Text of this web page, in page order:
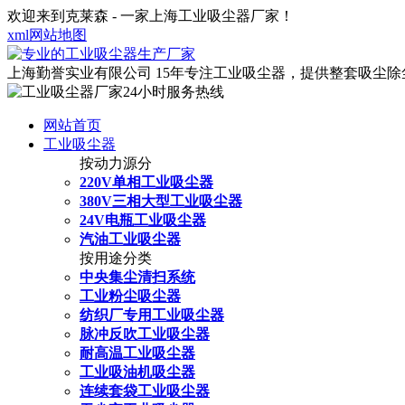
欢迎来到克莱森 - 一家上海工业吸尘器厂家！
xml网站地图
上海勤誉实业有限公司 15年专注工业吸尘器，提供整套吸尘
网站首页
工业吸尘器
按动力源分
220V单相工业吸尘器
380V三相大型工业吸尘器
24V电瓶工业吸尘器
汽油工业吸尘器
按用途分类
中央集尘清扫系统
工业粉尘吸尘器
纺织厂专用工业吸尘器
脉冲反吹工业吸尘器
耐高温工业吸尘器
工业吸油机吸尘器
连续套袋工业吸尘器